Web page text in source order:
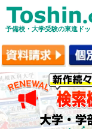
予備校・大学受験の東進ド